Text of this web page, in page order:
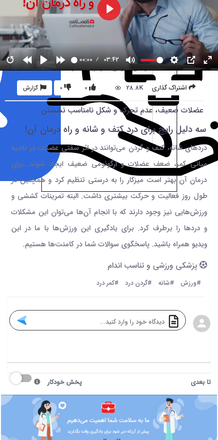
00:00 03:42
اشتراک گذاری 28.8K گزارش 0 0
عضلات ضعیف، عدم تحرک و شکل نامناسب نشستن
سه دلیل رایج برای درد کتف و شانه و راه درمان آن!
دردهای شانه، کتف و گردن می‌توانند در اثر سفتی عضلات در ناحیه
میانی کمر، ضعف عضلات و ارگونومی ضعیف ایجاد شوند. برای
درمان آن بهتر است میزکار را به درستی تنظیم کرد و همچنین در
طول روز فعالیت و حرکت بیشتری داشت. البته تمرینات کششی و
ورزش‌هایی نیز وجود دارند که با انجام آن‌ها می‌توان این مشکلات
و دردها را برطرف کرد. برای یادگیری این ورزش‌ها با ما در این
ویدیو همراه باشید. پاسخگوی سوالات شما در کامنت‌ها هستیم.
پزشکی ورزشی و تناسب اندام
#ورزش #شانه #گردن درد #کمر درد
تا بعدی پخش خودکار